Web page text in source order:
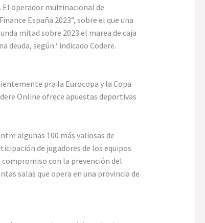
El operador multinacional de
España 2023”, sobre el que una
mitad sobre 2023 el marea de caja
según ‘ indicado Codere.
pra la Eurocopa y la Copa
Online ofrece apuestas deportivas
algunas 100 más valiosas de
de jugadores de los equipos
con la prevención del
salas que opera en una provincia de